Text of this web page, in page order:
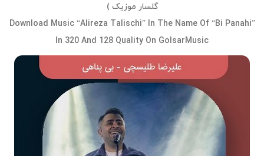
گلسار موزیک )
Download Music “Alireza Talischi” In The Name Of “Bi Panahi”
In 320 And 128 Quality On GolsarMusic